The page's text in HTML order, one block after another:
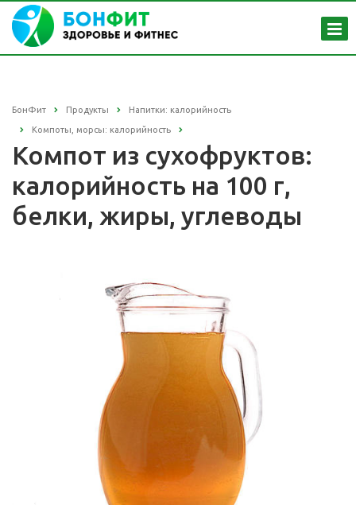
БонФит Продукты Напитки: калорийность
Компоты, морсы: калорийность
Компот из сухофруктов:
калорийность на 100 г,
белки, жиры, углеводы